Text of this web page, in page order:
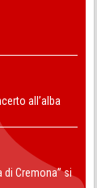
all’alba
di Cremona” si